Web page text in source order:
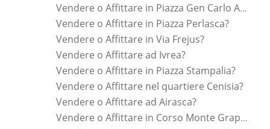
Vendere o Affittare in Piazza Gen Carlo Alberto Dalla Chiesa?
Vendere o Affittare in Piazza Perlasca?
Vendere o Affittare in Via Frejus?
Vendere o Affittare ad Ivrea?
Vendere o Affittare in Piazza Stampalia?
Vendere o Affittare nel quartiere Cenisia?
Vendere o Affittare ad Airasca?
Vendere o Affittare in Corso Monte Grappa?